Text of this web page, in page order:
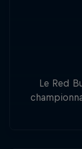
Le Red